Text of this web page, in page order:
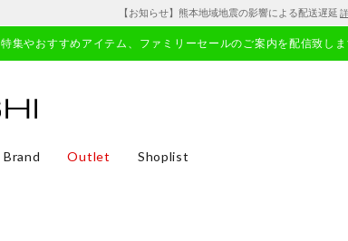
【お知らせ】熊本地域地震の影響による配送遅延
特集やおすすめアイテム、ファミリーセールのご案内を配信致し
Brand Outlet Shoplist